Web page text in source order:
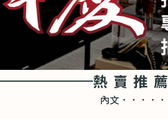
熱賣推薦
內文．．．．．